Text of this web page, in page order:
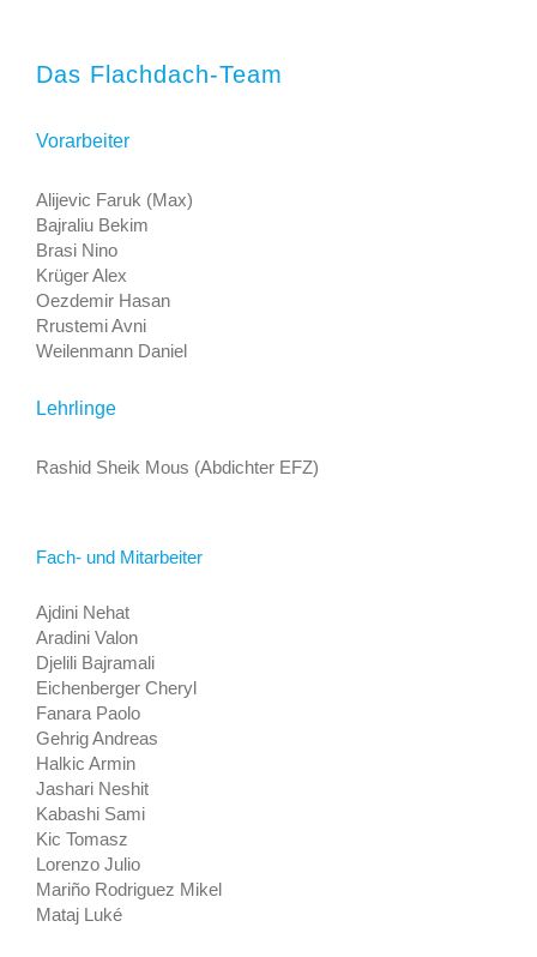
Das Flachdach-Team
Vorarbeiter
Alijevic Faruk (Max)
Bajraliu Bekim
Brasi Nino
Krüger Alex
Oezdemir Hasan
Rrustemi Avni
Weilenmann Daniel
Lehrlinge
Rashid Sheik Mous (Abdichter EFZ)
Fach- und Mitarbeiter
Ajdini Nehat
Aradini Valon
Djelili Bajramali
Eichenberger Cheryl
Fanara Paolo
Gehrig Andreas
Halkic Armin
Jashari Neshit
Kabashi Sami
Kic Tomasz
Lorenzo Julio
Mariño Rodriguez Mikel
Mataj Luké